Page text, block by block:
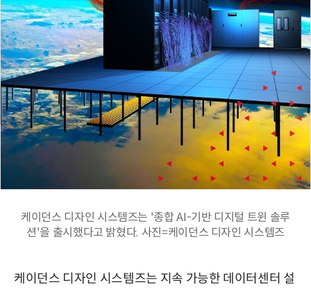
케이던스 디자인 시스템즈는 '종합 AI-기반 디지털 트윈 솔루
션'을 출시했다고 밝혔다. 사진=케이던스 디자인 시스템즈
케이던스 디자인 시스템즈는 지속 가능한 데이터센터 설